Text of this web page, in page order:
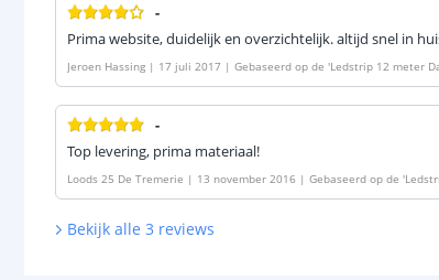
-
Prima website, duidelijk en overzichtelijk. altijd snel in
Jeroen Hassing | 17 juli 2017 | Gebaseerd op de 'Ledstrip 12 meter
0 SMD leds p/m'
-
Top levering, prima materiaal!
Loods 25 De Tremerie | 13 november 2016 | Gebaseerd op de '
| Premium 120 SMD leds p/m'
Bekijk alle 3 reviews